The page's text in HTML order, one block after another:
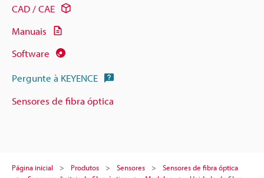
CAD / CAE
Manuais
Software
Pergunte à KEYENCE
Sensores de fibra óptica
Página inicial Produtos Sensores
Sensores de fibra óptica